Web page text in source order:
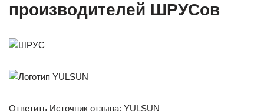
производителей ШРУСов
Ответить Источник отзыва: YULSUN